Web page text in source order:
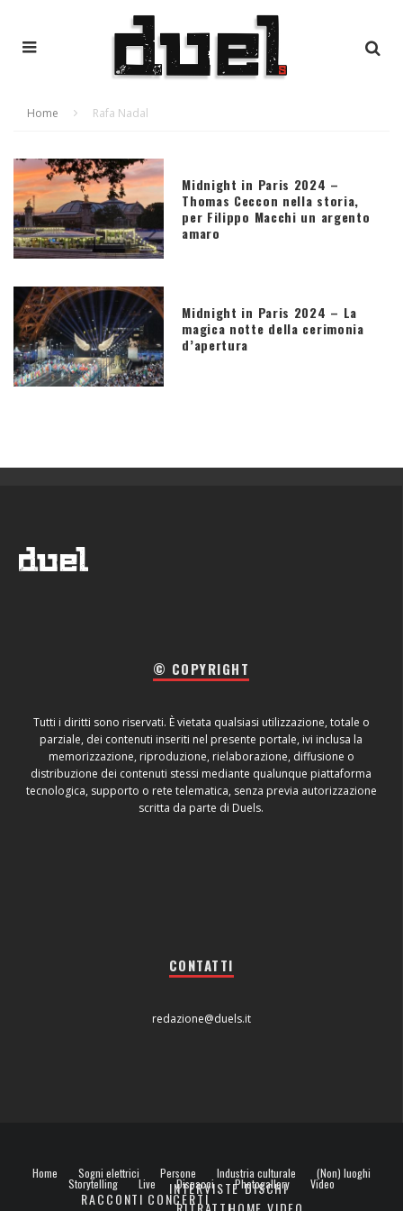
Home Rafa Nadal
Midnight in Paris 2024 –
Thomas Ceccon nella storia,
per Filippo Macchi un argento
amaro
Midnight in Paris 2024 – La
magica notte della cerimonia
d’apertura
© COPYRIGHT
Tutti i diritti sono riservati. È vietata qualsiasi utilizzazione, totale o
parziale, dei contenuti inseriti nel presente portale, ivi inclusa la
memorizzazione, riproduzione, rielaborazione, diffusione o
distribuzione dei contenuti stessi mediante qualunque piattaforma
tecnologica, supporto o rete telematica, senza previa autorizzazione
scritta da parte di Duels.
CONTATTI
redazione@duels.it
Home Sogni elettrici Persone
INTERVISTE
Industria culturale
DISCHI
(Non) luoghi
Storytelling
RACCONTI
Live
CONCERTI
Dispacci Photogallery Video